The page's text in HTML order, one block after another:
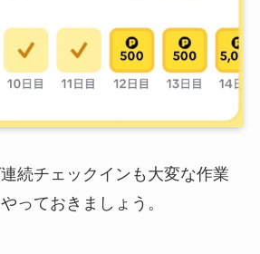
続チェックインも大変な作業
っておきましょう。